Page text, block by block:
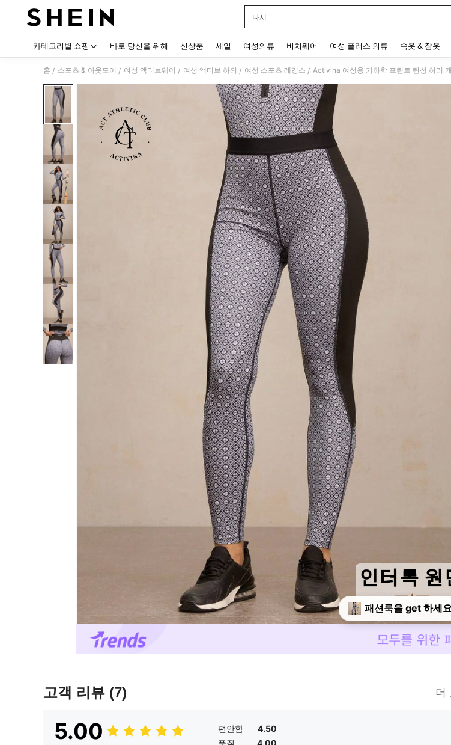
나시
카테고리별 쇼핑 바로 당신을 위해 신상품 세일 여성의류 비치웨어 여성 플러스 의류 속옷 & 잠옷
홈 / 스포츠 & 아웃도어 / 여성 액티브웨어 / 여성 액티브 하의 / 여성 스포츠 레깅스 / Activina 여성용 기하학 프린트 탄성 허리
패션룩을 get 하세
고객 리뷰 (7) 더
5.00 편안함
4.50